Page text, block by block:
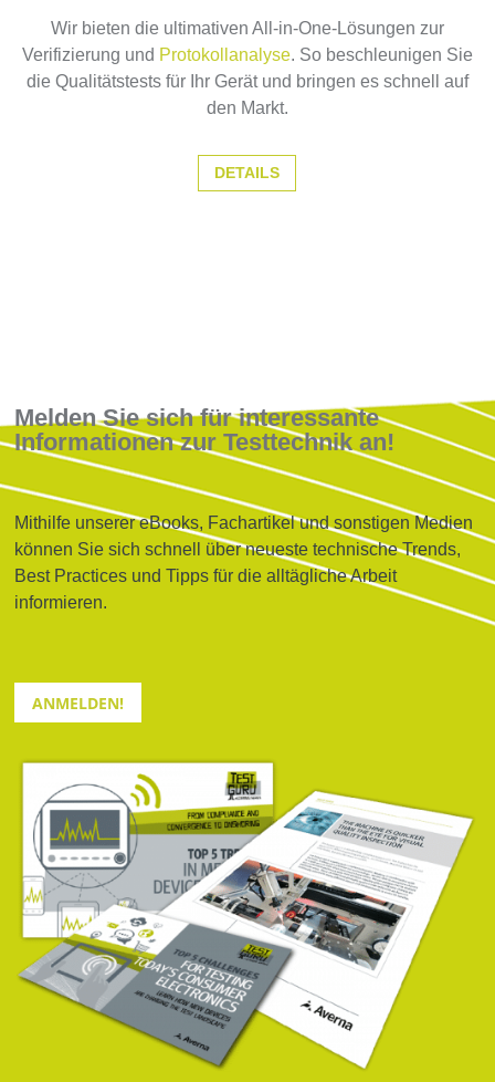
Wir bieten die ultimativen All-in-One-Lösungen zur
Verifizierung und Protokollanalyse. So beschleunigen Sie
die Qualitätstests für Ihr Gerät und bringen es schnell auf
den Markt.
DETAILS
Melden Sie sich für interessante
Informationen zur Testtechnik an!
Mithilfe unserer eBooks, Fachartikel und sonstigen Medien
können Sie sich schnell über neueste technische Trends,
Best Practices und Tipps für die alltägliche Arbeit
informieren.
ANMELDEN!